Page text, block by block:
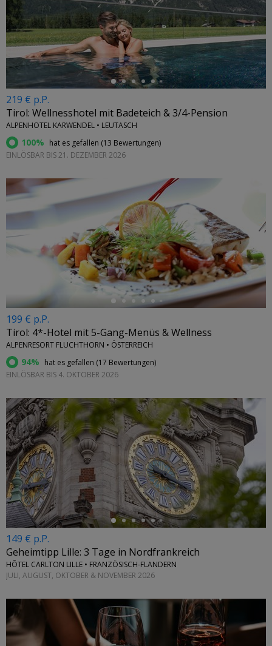
←
219 € p.P.
Tirol: Wellnesshotel mit Badeteich & 3/4-Pension
ALPENHOTEL KARWENDEL • LEUTASCH
100% hat es gefallen (13 Bewertungen)
EINLÖSBAR BIS 21. DEZEMBER 2026
199 € p.P.
Tirol: 4*-Hotel mit 5-Gang-Menüs & Wellness
ALPENRESORT FLUCHTHORN • ÖSTERREICH
94% hat es gefallen (17 Bewertungen)
EINLÖSBAR BIS 4. OKTOBER 2026
←
149 € p.P.
Geheimtipp Lille: 3 Tage in Nordfrankreich
HÔTEL CARLTON LILLE • FRANZÖSISCH-FLANDERN
JULI, AUGUST, OKTOBER & NOVEMBER 2026